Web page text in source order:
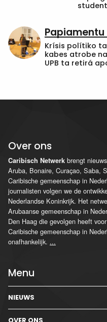
Krísis polítiko
kabes atrobe
UPB ta retirá
Over ons
Caribisch Netwerk brengt
Aruba, Bonaire, Curaçao, Saba,
Caribische gemeenschap in
journalisten volgen we de
Nederlandse Koninkrijk. Het
Arubaanse gemeenschap in
Den Haag die gevolgen heeft
Caribische gemeenschap in
onafhankelijk. ...
Menu
NIEUWS
OVER ONS